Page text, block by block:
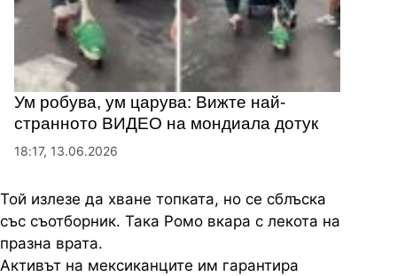
Ум робува, ум царува: Вижте най-
странното ВИДЕО на мондиала дотук
18:17, 13.06.2026
Той излезе да хване топката, но се сблъска
със съотборник. Така Ромо вкара с лекота на
празна врата.
Активът на мексиканците им гарантира